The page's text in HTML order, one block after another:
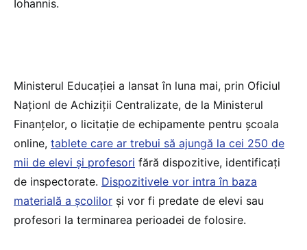
Iohannis.
Ministerul Educației a lansat în luna mai, prin Oficiul
Naționl de Achiziții Centralizate, de la Ministerul
Finanțelor, o licitație de echipamente pentru școala
online, tablete care ar trebui să ajungă la cei 250 de
mii de elevi și profesori fără dispozitive, identificați
de inspectorate. Dispozitivele vor intra în baza
materială a școlilor și vor fi predate de elevi sau
profesori la terminarea perioadei de folosire.